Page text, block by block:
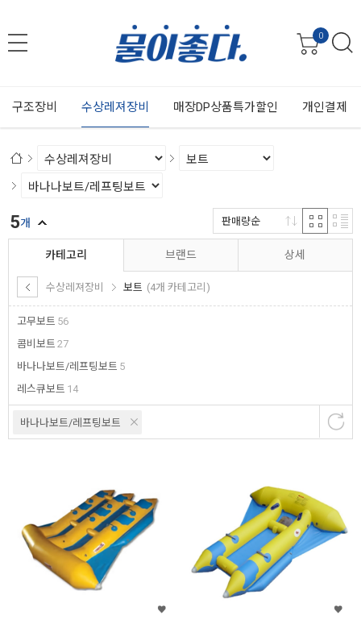
0
구조장비 수상레져장비 매장DP상품특가할인 개인결제
카테고리
수상레져장비 보트 (4개 카테고리)
고무보트 56
콤비보트 27
바나나보트/레프팅보트 5
레스큐보트 14
브랜드 상세
바나나보트/레프팅보트
5개 판매량순